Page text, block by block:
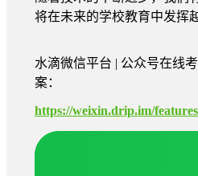
将在未来的学校教育中发挥
水滴微信平台 | 公众号在线
案：
https://weixin.drip.im/